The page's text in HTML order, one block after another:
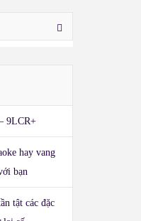
9LCR+
hay vang
bạn
tật các đặc